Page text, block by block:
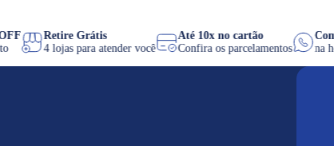
OFF
Retire Grátis
4 lojas para atender você
Até 10x no cartão
Confira os parcelamentos